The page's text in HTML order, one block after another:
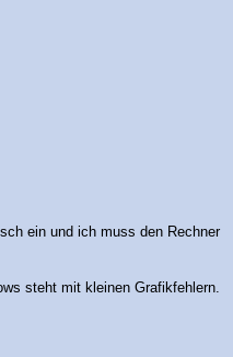
ein und ich muss den Rechner
steht mit kleinen Grafikfehlern.